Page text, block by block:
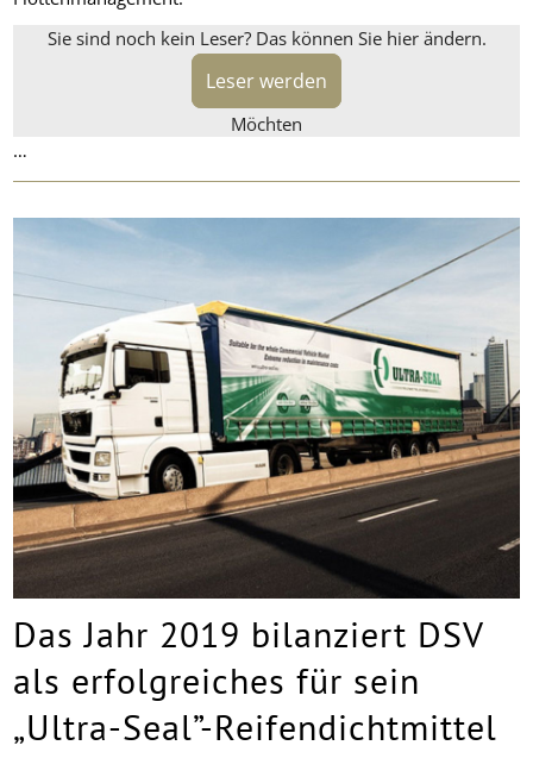
Sie sind noch kein Leser? Das können Sie hier ändern.
Leser werden
Möchten
…
Das Jahr 2019 bilanziert DSV
als erfolgreiches für sein
„Ultra-Seal”-Reifendichtmittel